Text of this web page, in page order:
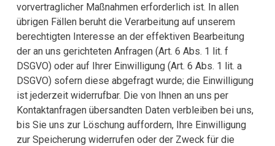
vorvertraglicher Maßnahmen erforderlich ist. In allen
übrigen Fällen beruht die Verarbeitung auf unserem
berechtigten Interesse an der effektiven Bearbeitung
der an uns gerichteten Anfragen (Art. 6 Abs. 1 lit. f
DSGVO) oder auf Ihrer Einwilligung (Art. 6 Abs. 1 lit. a
DSGVO) sofern diese abgefragt wurde; die Einwilligung
ist jederzeit widerrufbar. Die von Ihnen an uns per
Kontaktanfragen übersandten Daten verbleiben bei uns,
bis Sie uns zur Löschung auffordern, Ihre Einwilligung
zur Speicherung widerrufen oder der Zweck für die